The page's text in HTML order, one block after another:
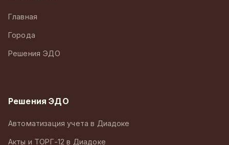
Главная
Города
Решения ЭДО
Решения ЭДО
Автоматизация учета в Диадоке
Акты и ТОРГ-12 в Диадоке